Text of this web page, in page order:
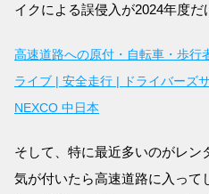
イクによる誤侵入が2024年度だ
高速道路への原付・自転車・歩行
ライブ | 安全走行 | ドライバーズ
NEXCO 中日本
そして、特に最近多いのがレン
気が付いたら高速道路に入って